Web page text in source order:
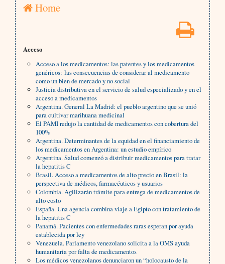
Home
Acceso
Acceso a los medicamentos: las patentes y los medicamentos
genéricos: las consecuencias de considerar al medicamento
como un bien de mercado y no social
Justicia distributiva en el servicio de salud especializado y en el
acceso a medicamentos
Argentina. General La Madrid: el pueblo argentino que se unió
para cultivar marihuana medicinal
El PAMI redujo la cantidad de medicamentos con cobertura del
100%
Argentina. Determinantes de la equidad en el financiamiento de
los medicamentos en Argentina: un estudio empírico
Argentina. Salud comenzó a distribuir medicamentos para tratar
la hepatitis C
Brasil. Acceso a medicamentos de alto precio en Brasil: la
perspectiva de médicos, farmacéuticos y usuarios
Colombia. Agilizarán trámite para entrega de medicamentos de
alto costo
España. Una agencia combina viaje a Egipto con tratamiento de
la hepatitis C
Panamá. Pacientes con enfermedades raras esperan por ayuda
establecida por ley
Venezuela. Parlamento venezolano solicita a la OMS ayuda
humanitaria por falta de medicamentos
Los médicos venezolanos denunciaron un “holocausto de la